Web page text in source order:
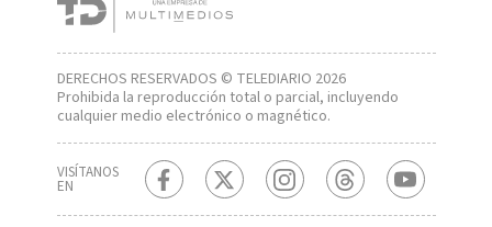
DERECHOS RESERVADOS © TELEDIARIO 2026
Prohibida la reproducción total o parcial, incluyendo
cualquier medio electrónico o magnético.
VISÍTANOS
EN